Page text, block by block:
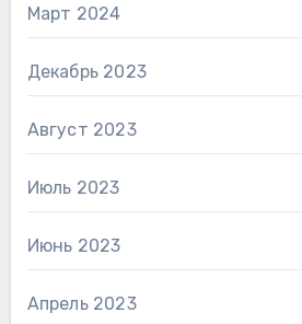
Март 2024
Декабрь 2023
Август 2023
Июль 2023
Июнь 2023
Апрель 2023